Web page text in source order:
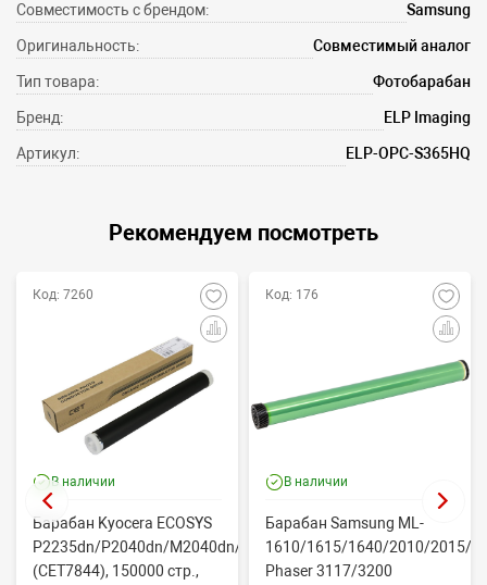
Совместимость с брендом: Samsung
Оригинальность: Совместимый аналог
Тип товара: Фотобарабан
Бренд: ELP Imaging
Артикул: ELP-OPC-S365HQ
Рекомендуем посмотреть
Код: 7260
В наличии
Барабан Kyocera ECOSYS
P2235dn/P2040dn/M2040dn/M2540dw
(CET7844), 150000 стр.,
Код: 176
В наличии
Барабан Samsung ML-
1610/1615/1640/2010/2015/
Phaser 3117/3200